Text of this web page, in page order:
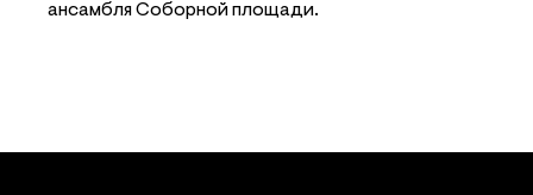
ансамбля Соборной площади.